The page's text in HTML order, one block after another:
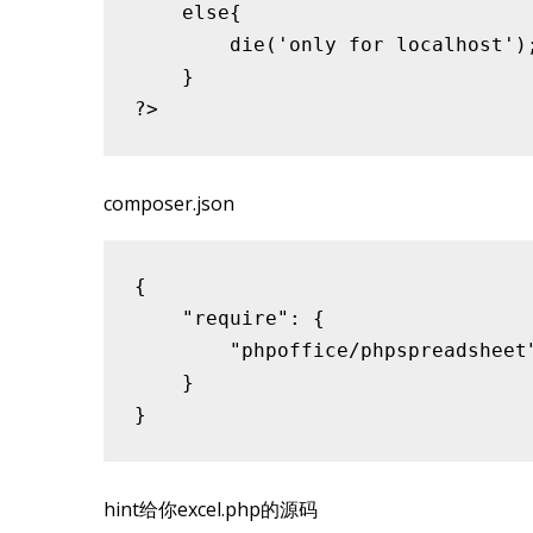
    else{
        die('only for localhost');
    }
composer.json
{
    "require": {
"phpoffice/
    }
hint给你excel.php的源码